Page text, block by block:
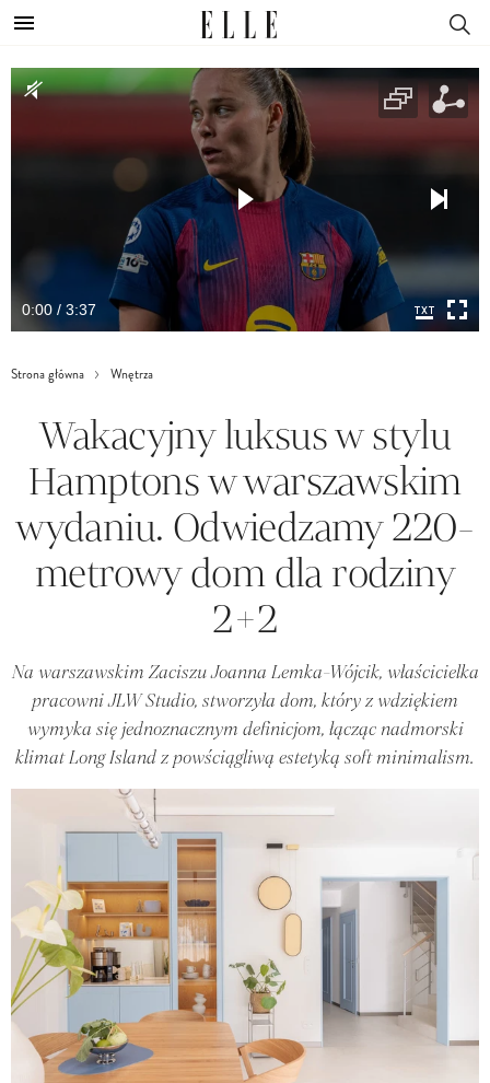
0:00 / 3:37
Strona główna Wnętrza
Wakacyjny luksus w stylu
Hamptons w warszawskim
wydaniu. Odwiedzamy 220-
metrowy dom dla rodziny
2+2
Na warszawskim Zaciszu Joanna Lemka-Wójcik, właścicielka
pracowni JLW Studio, stworzyła dom, który z wdziękiem
wymyka się jednoznacznym definicjom, łącząc nadmorski
klimat Long Island z powściągliwą estetyką soft minimalism.